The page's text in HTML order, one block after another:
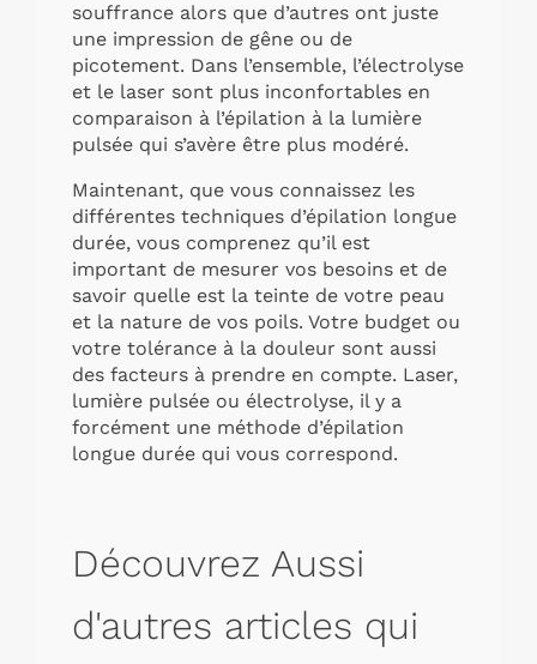
souffrance alors que d’autres ont juste
une impression de gêne ou de
picotement. Dans l’ensemble, l’électrolyse
et le laser sont plus inconfortables en
comparaison à l’épilation à la lumière
pulsée qui s’avère être plus modéré.
Maintenant, que vous connaissez les
différentes techniques d’épilation longue
durée, vous comprenez qu’il est
important de mesurer vos besoins et de
savoir quelle est la teinte de votre peau
et la nature de vos poils. Votre budget ou
votre tolérance à la douleur sont aussi
des facteurs à prendre en compte. Laser,
lumière pulsée ou électrolyse, il y a
forcément une méthode d’épilation
longue durée qui vous correspond.
Découvrez Aussi
d'autres articles qui